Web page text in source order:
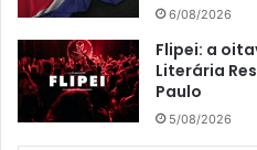
6/08/2026
Flipei: a
Literária
Paulo
5/08/2026